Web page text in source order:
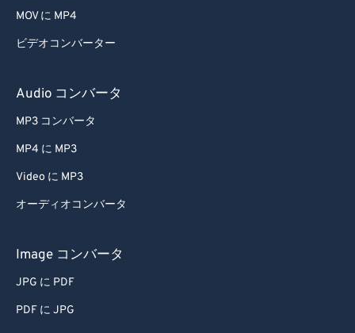
MOV に MP4
ビデオコンバーター
Audio コンバータ
MP3 コンバータ
MP4 に MP3
Video に MP3
オーディオコンバータ
Image コンバータ
JPG に PDF
PDF に JPG